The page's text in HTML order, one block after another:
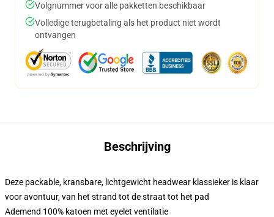
Volgnummer voor alle pakketten beschikbaar
Volledige terugbetaling als het product niet wordt
ontvangen
Beschrijving
Deze packable, kransbare, lichtgewicht headwear klassieker is klaar
voor avontuur, van het strand tot de straat tot het pad
Ademend 100% katoen met eyelet ventilatie